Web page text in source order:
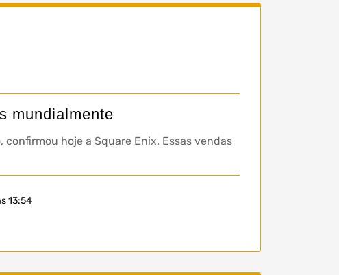
mundialmente
hoje a Square Enix. Essas vendas
13:54